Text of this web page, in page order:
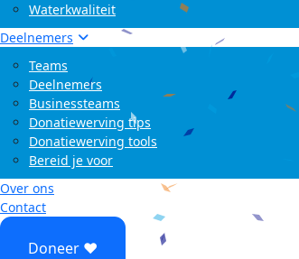
Waterkwaliteit
Deelnemers
Teams
Deelnemers
Businessteams
Donatiewerving tips
Donatiewerving tools
Bereid je voor
Over ons
Contact
Doneer ♥